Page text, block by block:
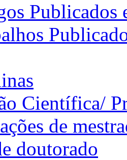
Publicados
Científica/
de
doutorado